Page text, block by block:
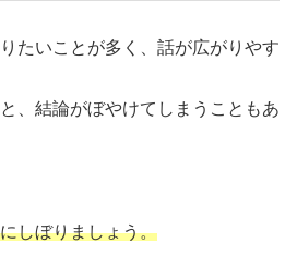
たいことが多く、話が広がりやす
、結論がぼやけてしまうこともあ
しぼりましょう。